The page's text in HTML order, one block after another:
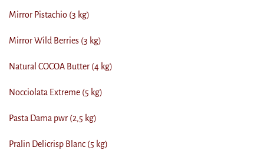
Mirror Pistachio (3 kg)
Mirror Wild Berries (3 kg)
Natural COCOA Butter (4 kg)
Nocciolata Extreme (5 kg)
Pasta Dama pwr (2,5 kg)
Pralin Delicrisp Blanc (5 kg)